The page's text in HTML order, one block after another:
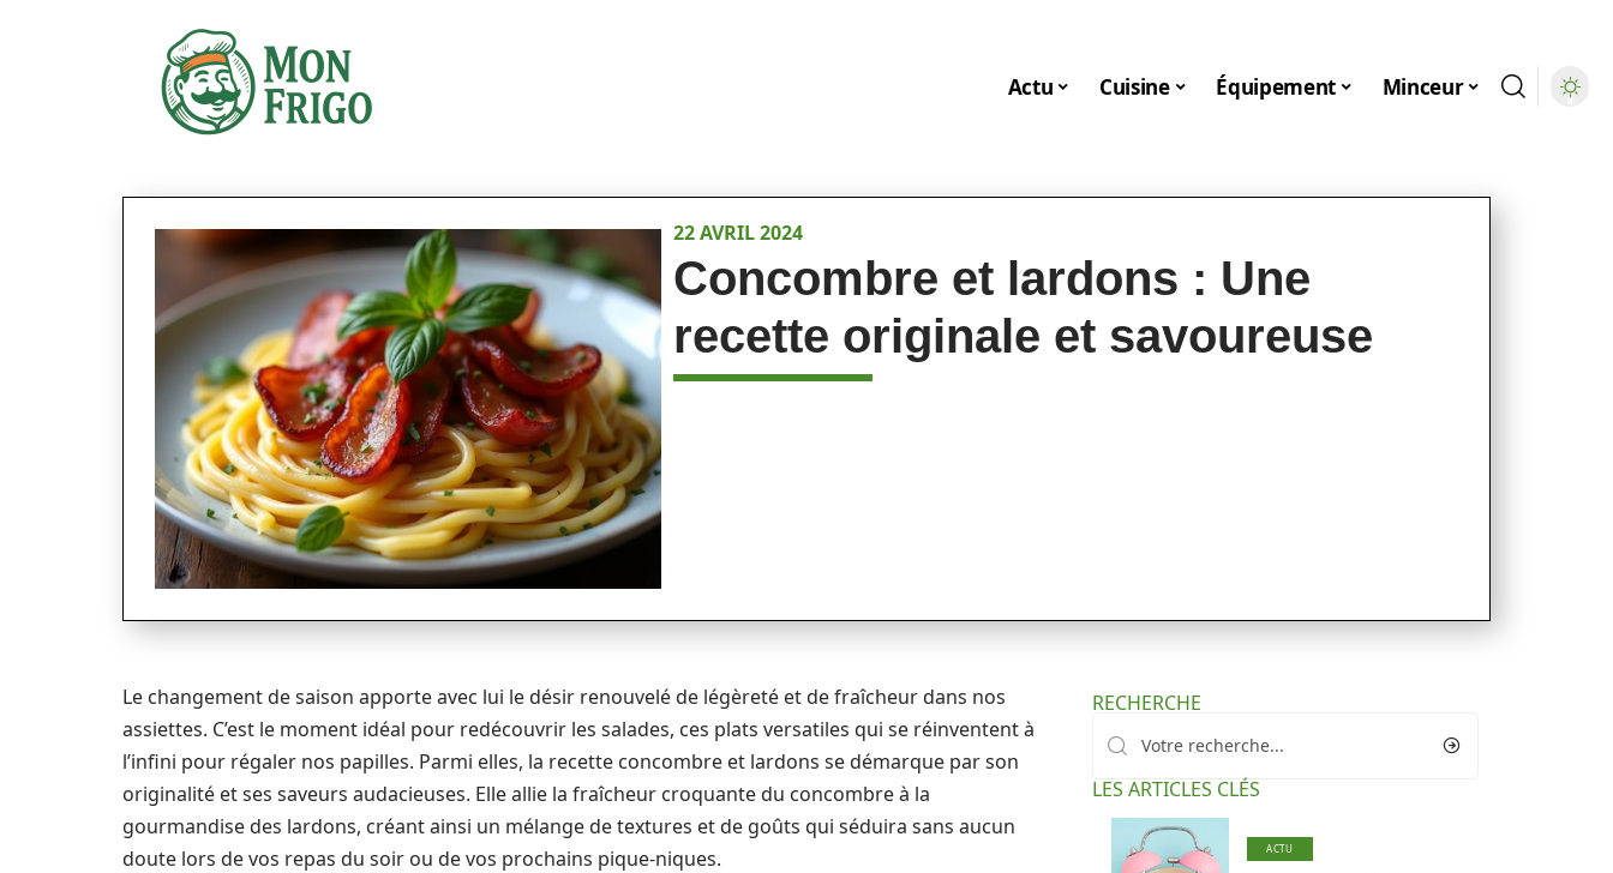
Actu Cuisine Équipement Minceur
22 AVRIL 2024
Concombre et lardons : Une
recette originale et savoureuse
Le changement de saison apporte avec lui le désir renouvelé de légèreté et de fraîcheur dans nos
assiettes. C’est le moment idéal pour redécouvrir les salades, ces plats versatiles qui se réinventent à
l’infini pour régaler nos papilles. Parmi elles, la recette concombre et lardons se démarque par son
originalité et ses saveurs audacieuses. Elle allie la fraîcheur croquante du concombre à la
gourmandise des lardons, créant ainsi un mélange de textures et de goûts qui séduira sans aucun
doute lors de vos repas du soir ou de vos prochains pique-niques.
RECHERCHE
LES ARTICLES CLÉS
ACTU